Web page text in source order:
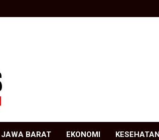
JAWA BARAT EKONOMI KESEHATAN